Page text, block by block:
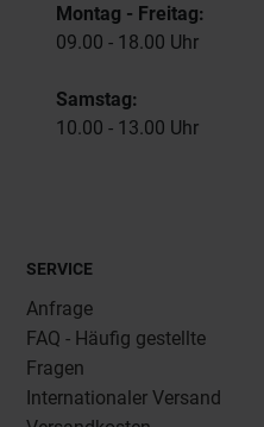
Montag - Freitag:
09.00 - 18.00 Uhr
Samstag:
10.00 - 13.00 Uhr
SERVICE
Anfrage
FAQ - Häufig gestellte
Fragen
Internationaler Versand